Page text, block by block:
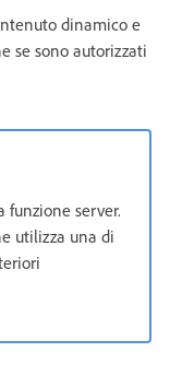
dinamico e
se sono autorizzati
server.
utilizza una di